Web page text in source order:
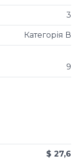
3
Категорія В
9
$ 27,6